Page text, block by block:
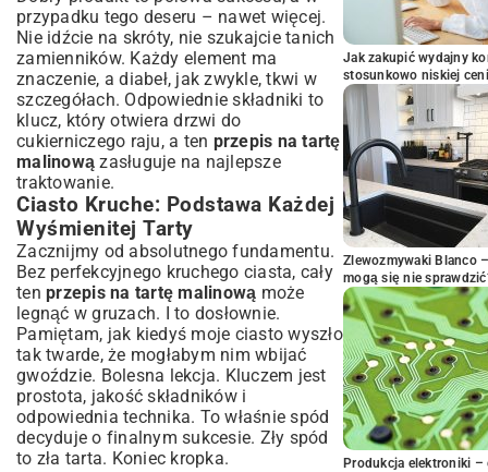
przypadku tego deseru – nawet więcej.
Nie idźcie na skróty, nie szukajcie tanich
zamienników. Każdy element ma
znaczenie, a diabeł, jak zwykle, tkwi w
szczegółach. Odpowiednie składniki to
klucz, który otwiera drzwi do
cukierniczego raju, a ten przepis na tartę
malinową zasługuje na najlepsze
traktowanie.
Ciasto Kruche: Podstawa Każdej
Wyśmienitej Tarty
Zacznijmy od absolutnego fundamentu.
Bez perfekcyjnego kruchego ciasta, cały
ten przepis na tartę malinową może
legnąć w gruzach. I to dosłownie.
Pamiętam, jak kiedyś moje ciasto wyszło
tak twarde, że mogłabym nim wbijać
gwoździe. Bolesna lekcja. Kluczem jest
prostota, jakość składników i
odpowiednia technika. To właśnie spód
decyduje o finalnym sukcesie. Zły spód
to zła tarta. Koniec kropka.
Jak zakupić wydajny
stosunkowo niskiej
Zlewozmywaki Blanco
mogą się nie
Produkcja elektroniki –